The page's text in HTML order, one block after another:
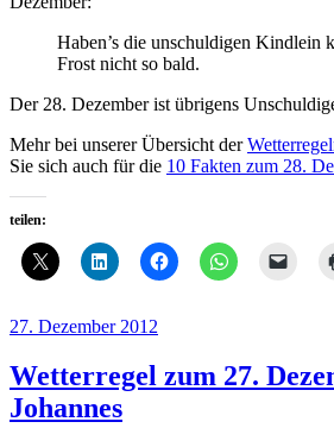
Haben’s die unschuldigen Kindlein
Frost nicht so bald.
Der 28. Dezember ist übrigens
Mehr bei unserer Übersicht der
Sie sich auch für die 10 Fakten zum 28.
teilen:
Veröffentlicht
27. Dezember 2012
Wetterregel zum 27.
Johannes